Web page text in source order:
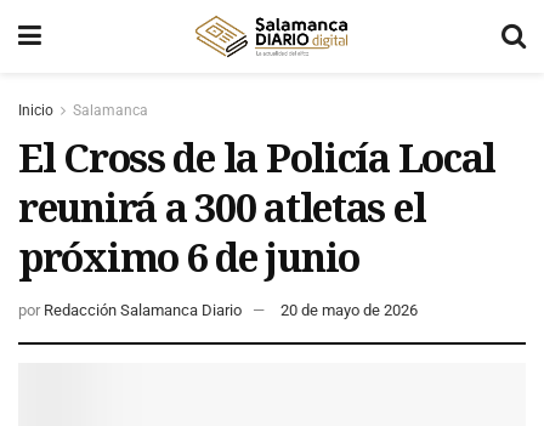
Inicio Salamanca
El Cross de la Policía Local
reunirá a 300 atletas el
próximo 6 de junio
por Redacción Salamanca Diario 20 de mayo de 2026